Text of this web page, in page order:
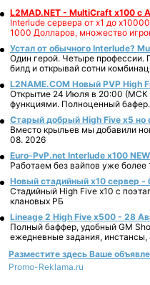
L2MAD.NET - MultiCraft x100
Interlude сервера от х1 до
1000 Долларов, множество
Устал от обычного Interlude?
Один герой. Четыре профессии.
билд и открывай сотни
L2NAME.COM Новый PVP High
Открытие 24 Июля в 20:00 (МСК
функциями. Полноценный
Старый добрый High Five x5 но
Вместо крыльев мы добавили
08. 2026
Euro-PvP.net Interlude х100
Работаем без вайпов уже более
Новый стадийный х10 сервер -
Стадийный High Five x10 с
клановых РБ
Lineage 2 High Five x500 - 28
Полный баффер, удобный GM
ежедневные задания, инстансы,
Разместите здесь Ваше
Promo-Reklama.ru